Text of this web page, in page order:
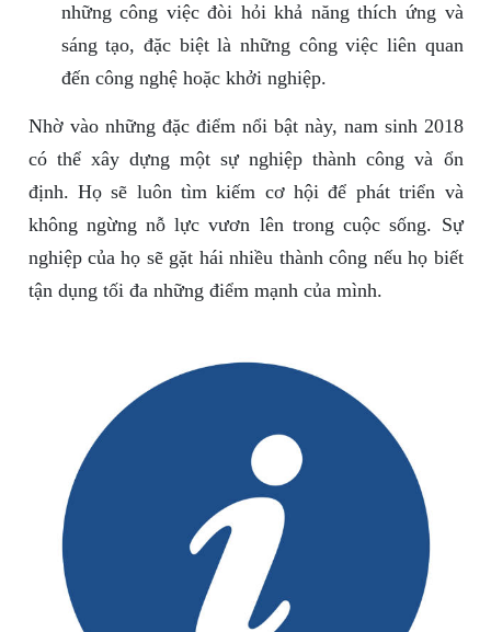
những công việc đòi hỏi khả năng thích ứng và
sáng tạo, đặc biệt là những công việc liên quan
đến công nghệ hoặc khởi nghiệp.
Nhờ vào những đặc điểm nổi bật này, nam sinh 2018
có thể xây dựng một sự nghiệp thành công và ổn
định. Họ sẽ luôn tìm kiếm cơ hội để phát triển và
không ngừng nỗ lực vươn lên trong cuộc sống. Sự
nghiệp của họ sẽ gặt hái nhiều thành công nếu họ biết
tận dụng tối đa những điểm mạnh của mình.